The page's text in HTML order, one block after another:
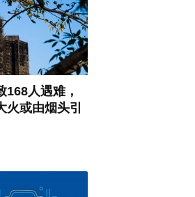
168人遇难，
或由烟头引